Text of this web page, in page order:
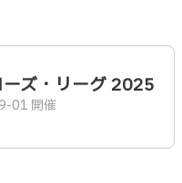
ーズ・リーグ 2025
01 開催